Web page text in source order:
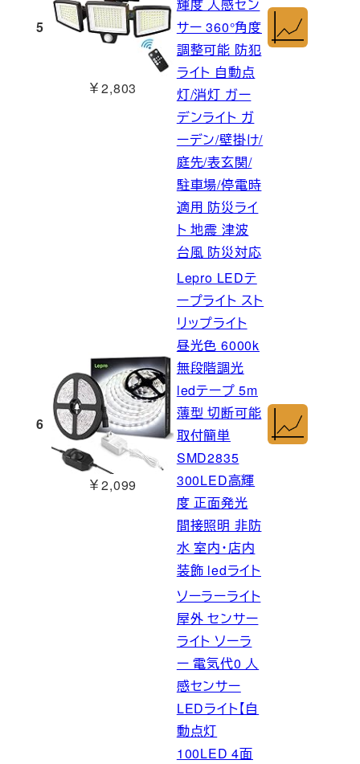
5
￥2,803
輝度 人感セン
サー 360°角度
調整可能 防犯
ライト 自動点
灯/消灯 ガー
デンライト ガ
ーデン/壁掛け/
庭先/表玄関/
駐車場/停電時
適用 防災ライ
ト 地震 津波
台風 防災対応
6
￥2,099
Lepro LEDテ
ープライト スト
リップライト
昼光色 6000k
無段階調光
ledテープ 5m
薄型 切断可能
取付簡単
SMD2835
300LED高輝
度 正面発光
間接照明 非防
水 室内・店内
装飾 ledライト
ソーラーライト
屋外 センサー
ライト ソーラ
ー 電気代0 人
感センサー
LEDライト【自
動点灯
100LED 4面